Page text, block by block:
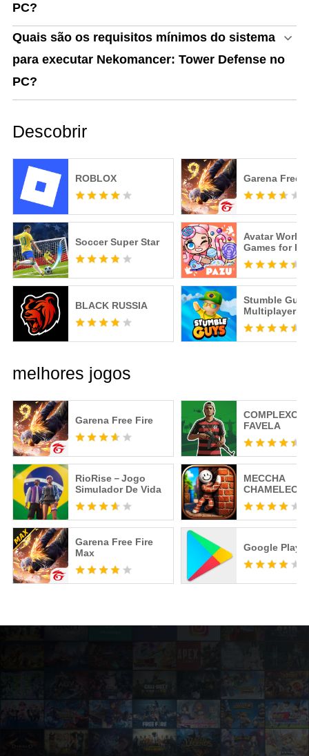
PC?
Quais são os requisitos mínimos do sistema
para executar Nekomancer: Tower Defense no
PC?
Descobrir
ROBLOX Garena Free
Soccer Super Star
Avatar World
Games for
BLACK RUSSIA
Stumble
Multiplayer
melhores jogos
Garena Free Fire
RioRise－Jogo
Simulador De Vida
Garena Free Fire
Max
COMPLEXO
FAVELA
MECCHA
CHAMELEON
Google Play